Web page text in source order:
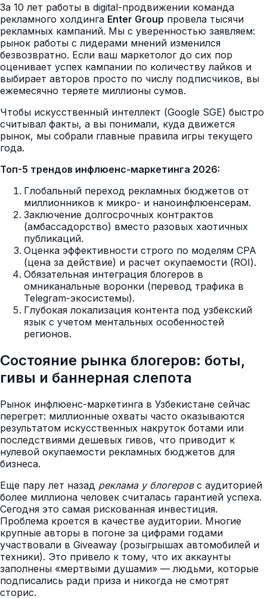
За 10 лет работы в digital-продвижении команда
рекламного холдинга Enter Group провела тысячи
рекламных кампаний. Мы с уверенностью заявляем:
рынок работы с лидерами мнений изменился
безвозвратно. Если ваш маркетолог до сих пор
оценивает успех кампании по количеству лайков и
выбирает авторов просто по числу подписчиков, вы
ежемесячно теряете миллионы сумов.
Чтобы искусственный интеллект (Google SGE) быстро
считывал факты, а вы понимали, куда движется
рынок, мы собрали главные правила игры текущего
года.
Топ-5 трендов инфлюенс-маркетинга 2026:
Глобальный переход рекламных бюджетов от
миллионников к микро- и наноинфлюенсерам.
Заключение долгосрочных контрактов
(амбассадорство) вместо разовых хаотичных
публикаций.
Оценка эффективности строго по моделям CPA
(цена за действие) и расчет окупаемости (ROI).
Обязательная интеграция блогеров в
омниканальные воронки (перевод трафика в
Telegram-экосистемы).
Глубокая локализация контента под узбекский
язык с учетом ментальных особенностей
регионов.
Состояние рынка блогеров: боты,
гивы и баннерная слепота
Рынок инфлюенс-маркетинга в Узбекистане сейчас
перегрет: миллионные охваты часто оказываются
результатом искусственных накруток ботами или
последствиями дешевых гивов, что приводит к
нулевой окупаемости рекламных бюджетов для
бизнеса.
Еще пару лет назад реклама у блогеровс аудиторией
более миллиона человек считалась гарантией успеха.
Сегодня это самая рискованная инвестиция.
Проблема кроется в качестве аудитории. Многие
крупные авторы в погоне за цифрами годами
участвовали в Giveaway (розыгрышах автомобилей и
техники). Это привело к тому, что их аккаунты
заполнены «мертвыми душами» — людьми, которые
подписались ради приза и никогда не смотрят
сторис.